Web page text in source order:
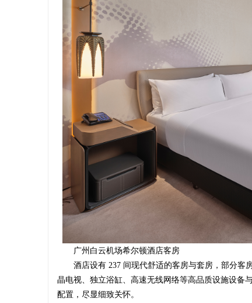
广州白云机场希尔顿酒店客房
酒店设有 237 间现代舒适的客房与套房，部分客
晶电视、独立浴缸、高速无线网络等高品质设施设备
配置，尽显细致关怀。